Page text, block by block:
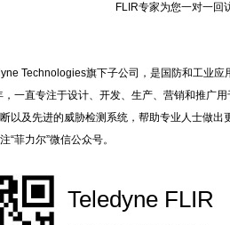
FLIR专家为您一对一回
Technologies旗下子公司，是国防和工业应
一直专注于设计、开发、生产、营销和推广
以及先进的威胁检测系统，帮助专业人士做
“菲力尔”微信公众号。
Teledyne FLIR